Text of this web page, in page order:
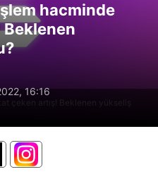
çeken artış! Beklenen yükseliş
hacminde
16:16